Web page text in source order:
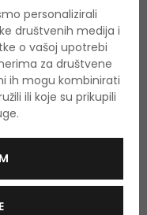
dostupan
personalizirali
društvenih medija i
o vašoj upotrebi
za društvene
ih mogu kombinirati
ili koje su prikupili